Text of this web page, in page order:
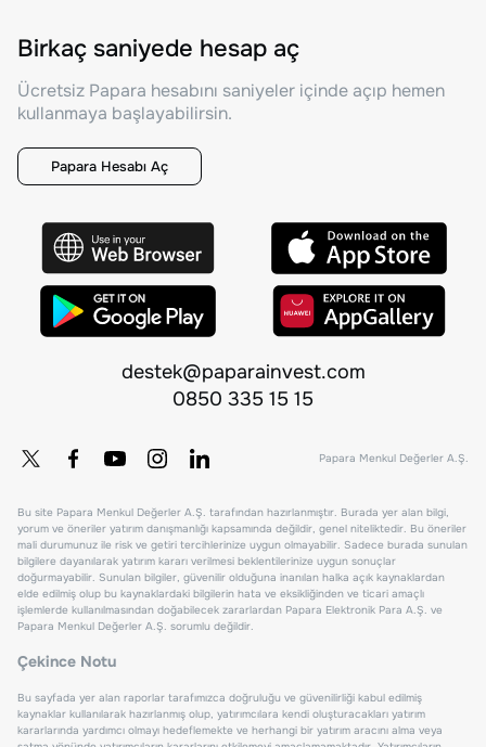
Birkaç saniyede hesap aç
Ücretsiz Papara hesabını saniyeler içinde açıp hemen
kullanmaya başlayabilirsin.
Papara Hesabı Aç
destek@paparainvest.com
0850 335 15 15
Papara Menkul Değerler A.Ş.
Bu site Papara Menkul Değerler A.Ş. tarafından hazırlanmıştır. Burada yer alan bilgi,
yorum ve öneriler yatırım danışmanlığı kapsamında değildir, genel niteliktedir. Bu öneriler
mali durumunuz ile risk ve getiri tercihlerinize uygun olmayabilir. Sadece burada sunulan
bilgilere dayanılarak yatırım kararı verilmesi beklentilerinize uygun sonuçlar
doğurmayabilir. Sunulan bilgiler, güvenilir olduğuna inanılan halka açık kaynaklardan
elde edilmiş olup bu kaynaklardaki bilgilerin hata ve eksikliğinden ve ticari amaçlı
işlemlerde kullanılmasından doğabilecek zararlardan Papara Elektronik Para A.Ş. ve
Papara Menkul Değerler A.Ş. sorumlu değildir.
Çekince Notu
Bu sayfada yer alan raporlar tarafımızca doğruluğu ve güvenilirliği kabul edilmiş
kaynaklar kullanılarak hazırlanmış olup, yatırımcılara kendi oluşturacakları yatırım
kararlarında yardımcı olmayı hedeflemekte ve herhangi bir yatırım aracını alma veya